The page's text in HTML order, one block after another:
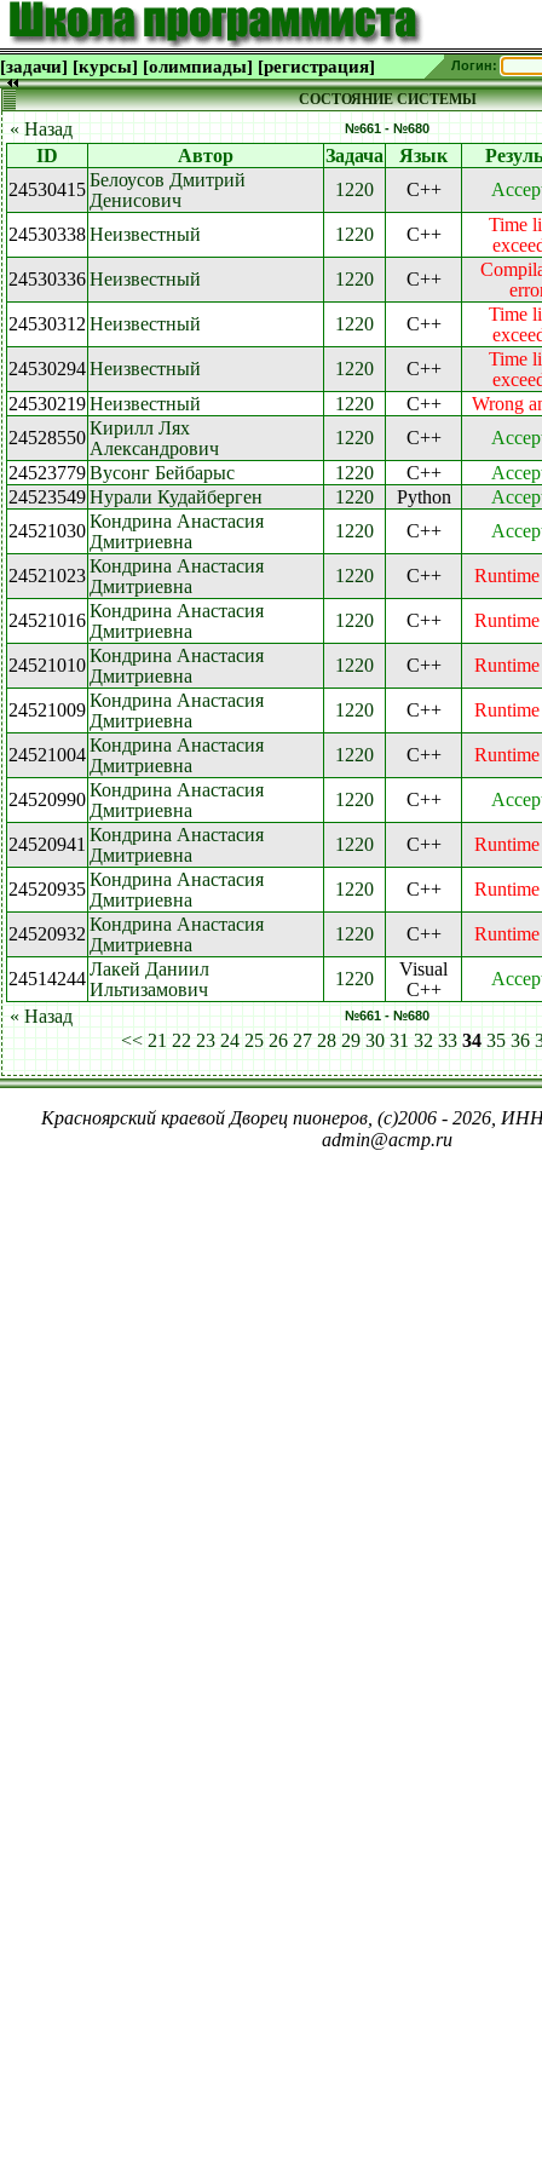
[задачи] [курсы] [олимпиады] [регистрация] Логин:
СОСТОЯНИЕ СИСТЕМЫ
« Назад №661 - №680
ID Автор Задача Язык
24530415Белоусов Дмитрий
Денисович
1220 C++
24530338Неизвестный 1220 C++
Time
24530336Неизвестный 1220 C++
24530312 Неизвестный 1220 C++
Time
24530294Неизвестный 1220 C++
Time
24530219Неизвестный 1220 C++
Wrong
24528550Кирилл Лях
Александрович
1220 C++
24523779Вусонг Бейбарыс 1220 C++
24523549Нурали Кудайберген 1220 Python
24521030Кондрина Анастасия
Дмитриевна
1220 C++
24521023Кондрина Анастасия
Дмитриевна
1220 C++
24521016Кондрина Анастасия
Дмитриевна
1220 C++
24521010Кондрина Анастасия
Дмитриевна
1220 C++
24521009Кондрина Анастасия
Дмитриевна
1220 C++
24521004Кондрина Анастасия
Дмитриевна
1220 C++
24520990Кондрина Анастасия
Дмитриевна
1220 C++
24520941 Кондрина Анастасия
Дмитриевна
1220 C++
24520935Кондрина Анастасия
Дмитриевна
1220 C++
24520932 Кондрина Анастасия
Дмитриевна
1220 C++
24514244Лакей Даниил
Ильтизамович
1220
Visual
C++
« Назад
№661 - №680
<< 21 22 23 24 25 26 27 28 29 30 31 32 33 34 35 36
Красноярский краевой Дворец пионеров, (c)2006 - 2026,
admin@acmp.ru